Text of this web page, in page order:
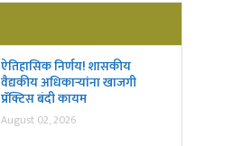
ऐतिहासिक निर्णय! शासकीय
वैद्यकीय अधिकाऱ्यांना खाजगी
प्रॅक्टिस बंदी कायम
August 02, 2026